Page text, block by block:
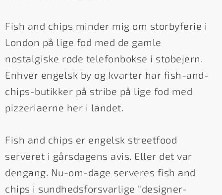
Fish and chips minder mig om storbyferie i
London på lige fod med de gamle
nostalgiske røde telefonbokse i støbejern.
Enhver engelsk by og kvarter har fish-and-
chips-butikker på stribe på lige fod med
pizzeriaerne her i landet.
Fish and chips er engelsk streetfood
serveret i gårsdagens avis. Eller det var
dengang. Nu-om-dage serveres fish and
chips i sundhedsforsvarlige "designer-